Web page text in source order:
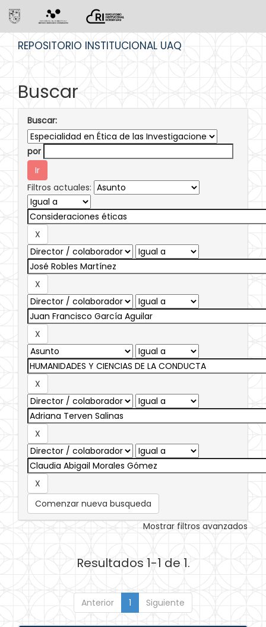
REPOSITORIO INSTITUCIONAL UAQ
Buscar
Buscar:
por
Filtros actuales:
Comenzar nueva busqueda
Mostrar filtros avanzados
Resultados 1-1 de 1.
Anterior 1 Siguiente